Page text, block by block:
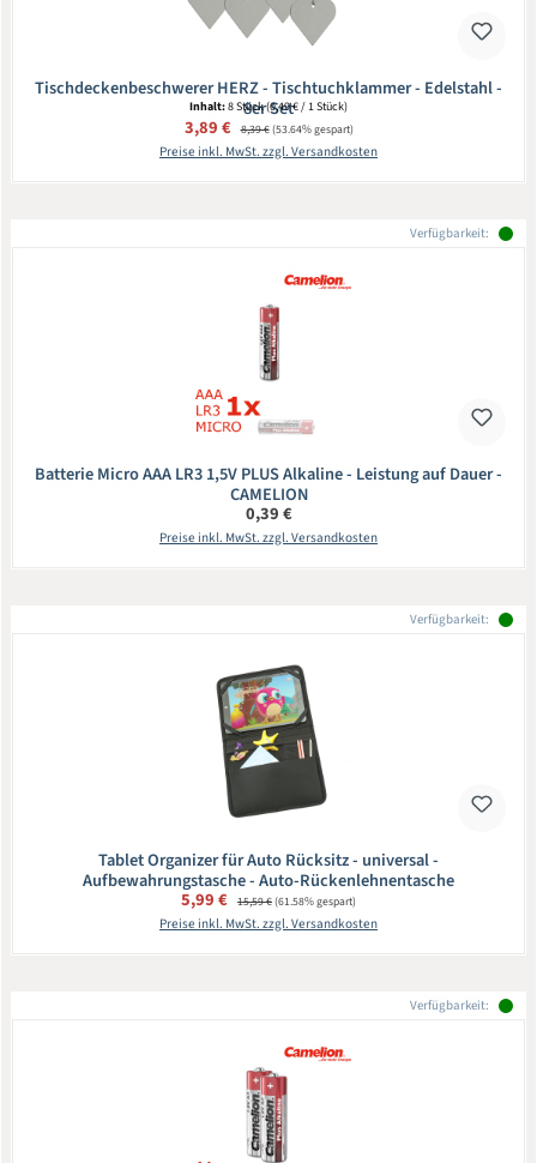
Tischdeckenbeschwerer HERZ - Tischtuchklammer - Edelstahl -
8er Set
Inhalt:8 Stück(0,49 € / 1 Stück)
Verkaufspreis:
3,89 € Regulärer Preis:
8,39 €(53.64% gespart)
Preise inkl. MwSt. zzgl. Versandkosten
Verfügbarkeit:
Batterie Micro AAA LR3 1,5V PLUS Alkaline - Leistung auf Dauer -
CAMELION
Regulärer Preis:
0,39 €
Preise inkl. MwSt. zzgl. Versandkosten
Verfügbarkeit:
Tablet Organizer für Auto Rücksitz - universal -
Aufbewahrungstasche - Auto-Rückenlehnentasche
Verkaufspreis:
5,99 € Regulärer Preis:
15,59 €(61.58% gespart)
Preise inkl. MwSt. zzgl. Versandkosten
Verfügbarkeit: